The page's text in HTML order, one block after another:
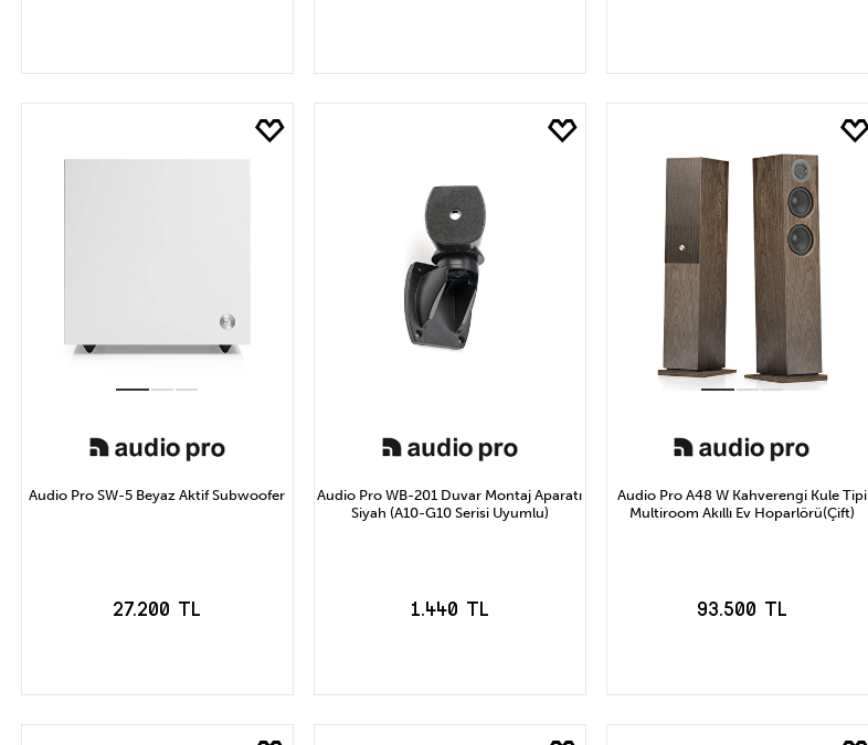
SEPETE EKLE SEPETE EKLE SEPETE EKLE
Audio Pro SW-5 Beyaz Aktif Subwoofer
27.200 TL
SEPETE EKLE
Audio Pro WB-201 Duvar Montaj Aparatı
Siyah (A10-G10 Serisi Uyumlu)
1.440 TL
SEPETE EKLE
Audio Pro A48 W Kahverengi Kule Tipi
Multiroom Akıllı Ev Hoparlörü(Çift)
93.500 TL
SEPETE EKLE